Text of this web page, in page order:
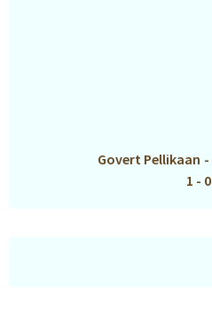
Govert Pellikaan -
1 - 0